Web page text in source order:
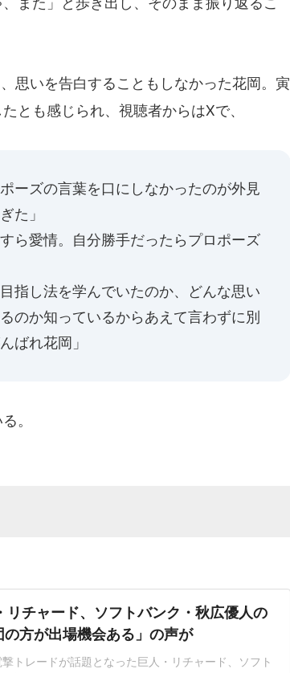
思いを告白することもしなかった花岡。寅
とも感じられ、視聴者からはXで、
ーズの言葉を口にしなかったのが外見
た」
ら愛情。自分勝手だったらプロポーズ
指し法を学んでいたのか、どんな思い
のか知っているからあえて言わずに別
ばれ花岡」
。
リチャード、ソフトバンク・秋広優人の
方が出場機会ある」の声が
トレードが話題となった巨人・リチャード、ソフト